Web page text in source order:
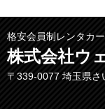
格安会員制レンタカ
株式会社ウ
〒339-0077 埼玉県さ